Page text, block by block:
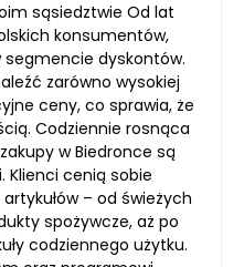
sąsiedztwie Od lat
konsumentów,
dyskontów.
zarówno wysokiej
ceny, co sprawia, że
Codziennie rosnąca
w Biedronce są
Klienci cenią sobie
– od świeżych
spożywcze, aż po
codziennego użytku.